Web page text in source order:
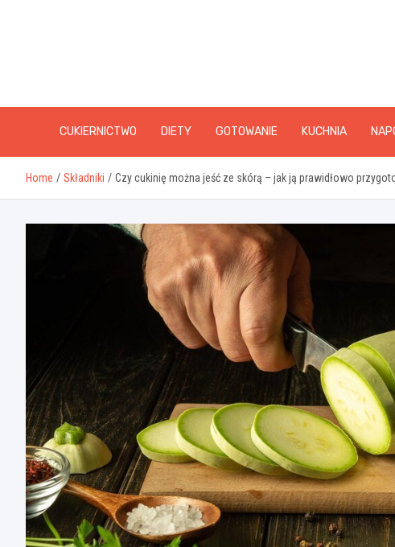
CUKIERNICTWO DIETY GOTOWANIE KUCHNIA
Home Składniki Czy cukinię można jeść ze skórą – jak ją prawidłowo